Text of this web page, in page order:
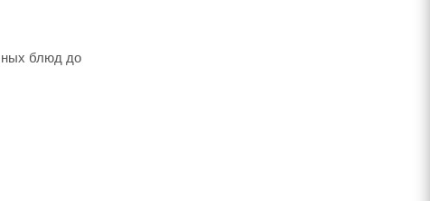
блюд до